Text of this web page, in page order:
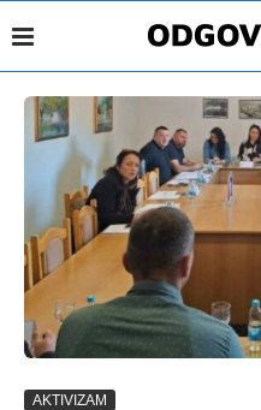
AKTIVIZAM